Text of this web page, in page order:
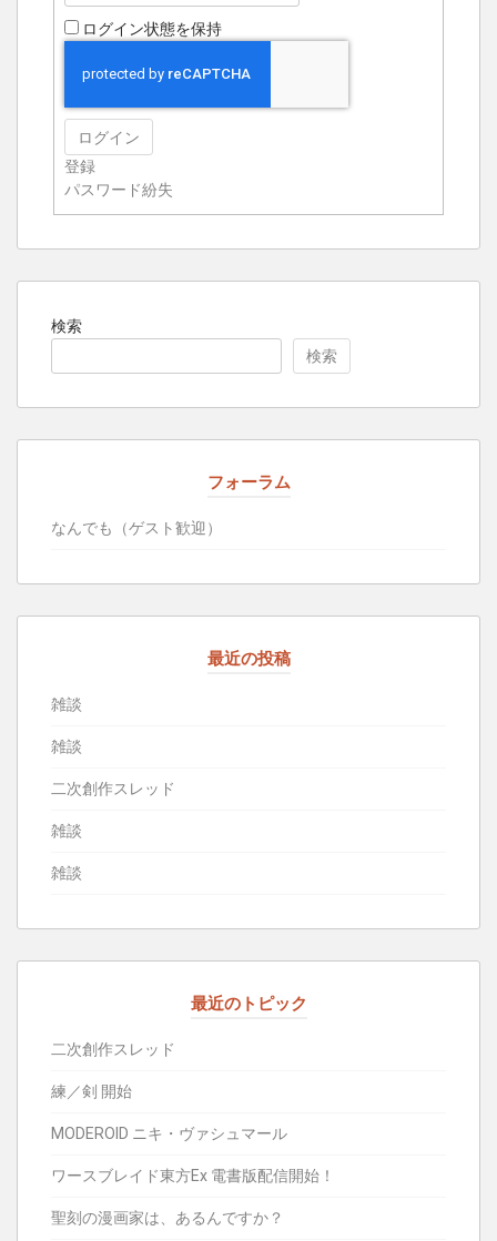
ログイン状態を保持
ログイン
登録
パスワード紛失
検索
検索
フォーラム
なんでも（ゲスト歓迎）
最近の投稿
雑談
雑談
二次創作スレッド
雑談
雑談
最近のトピック
二次創作スレッド
練／剣 開始
MODEROID ニキ・ヴァシュマール
ワースブレイド東方Ex 電書版配信開始！
聖刻の漫画家は、あるんですか？